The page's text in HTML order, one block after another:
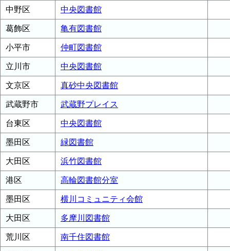
中野区 中央図書館
葛飾区 亀有図書館
小平市 仲町図書館
立川市 中央図書館
文京区 真砂中央図書館
武蔵野市 武蔵野プレイス
台東区 中央図書館
墨田区 緑図書館
大田区 浜竹図書館
港区 高輪図書館分室
墨田区 横川コミュニティ会館
大田区 多摩川図書館
荒川区 南千住図書館